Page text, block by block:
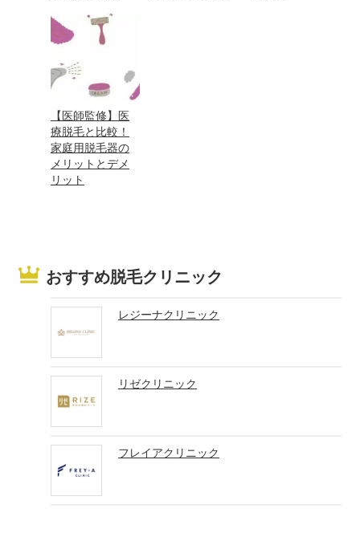
【医師監修】医
療脱毛と比較！
家庭用脱毛器の
メリットとデメ
リット
おすすめ脱毛クリニック
レジーナクリニック
リゼクリニック
フレイアクリニック